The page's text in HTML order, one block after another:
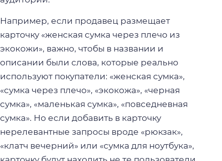
Например, если продавец размещает
карточку «женская сумка через плечо из
экокожи», важно, чтобы в названии и
описании были слова, которые реально
используют покупатели: «женская сумка»,
«сумка через плечо», «экокожа», «черная
сумка», «маленькая сумка», «повседневная
сумка». Но если добавить в карточку
нерелевантные запросы вроде «рюкзак»,
«клатч вечерний» или «сумка для ноутбука»,